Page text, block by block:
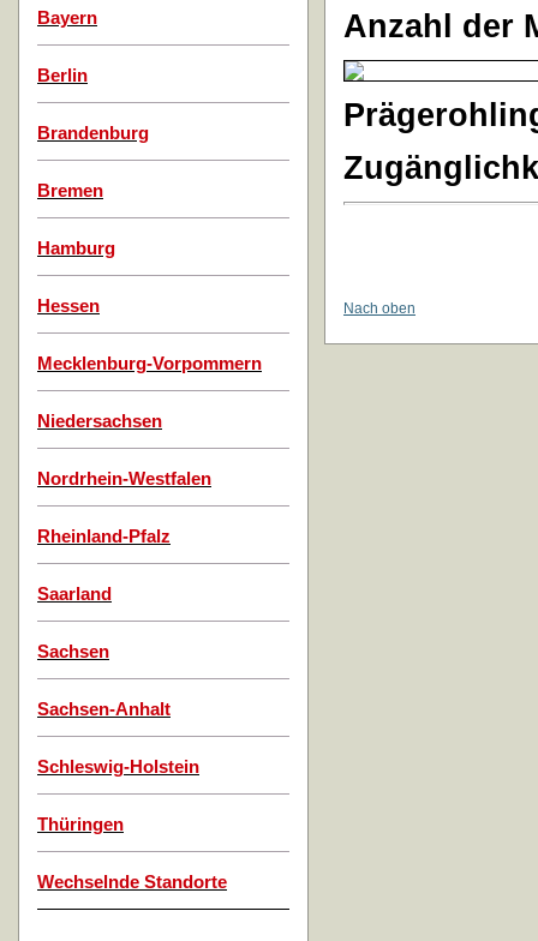
Bayern
Berlin
Brandenburg
Bremen
Hamburg
Hessen
Mecklenburg-Vorpommern
Niedersachsen
Nordrhein-Westfalen
Rheinland-Pfalz
Saarland
Sachsen
Sachsen-Anhalt
Schleswig-Holstein
Thüringen
Wechselnde Standorte
Anzahl der
Nach oben